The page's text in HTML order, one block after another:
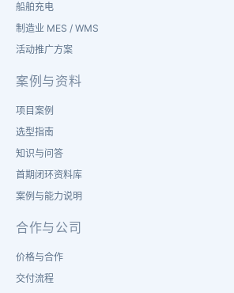
船舶充电
制造业 MES / WMS
活动推广方案
案例与资料
项目案例
选型指南
知识与问答
首期闭环资料库
案例与能力说明
合作与公司
价格与合作
交付流程